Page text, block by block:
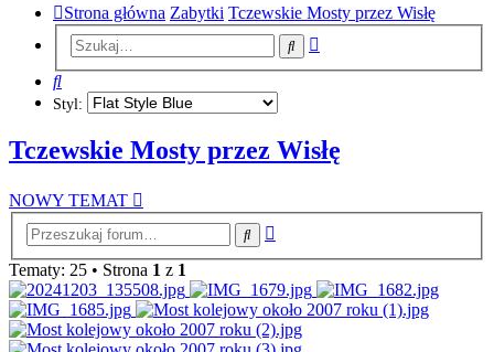
Strona główna Zabytki Tczewskie Mosty przez Wisłę
Szukaj
Szukaj
Styl:
Tczewskie Mosty przez Wisłę
NOWY TEMAT
Szukaj
Tematy: 25 • Strona 1 z 1